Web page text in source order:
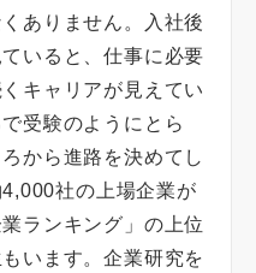
ありません。入社後
いると、仕事に必要
キャリアが見えてい
受験のようにとら
から進路を決めてし
社の上場企業が
ランキング」の上位
います。企業研究を